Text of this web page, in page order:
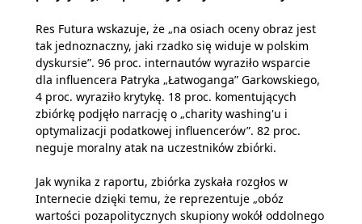
Res Futura wskazuje, że „na osiach oceny obraz jest
tak jednoznaczny, jaki rzadko się widuje w polskim
dyskursie”. 96 proc. internautów wyraziło wsparcie
dla influencera Patryka „Łatwoganga” Garkowskiego,
4 proc. wyraziło krytykę. 18 proc. komentujących
zbiórkę podjęło narrację o „charity washing'u i
optymalizacji podatkowej influencerów”. 82 proc.
neguje moralny atak na uczestników zbiórki.
Jak wynika z raportu, zbiórka zyskała rozgłos w
Internecie dzięki temu, że reprezentuje „obóz
wartości pozapolitycznych skupiony wokół oddolnego